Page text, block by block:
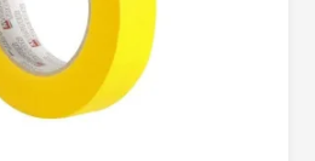
um den Dienst zu ermöglichen.